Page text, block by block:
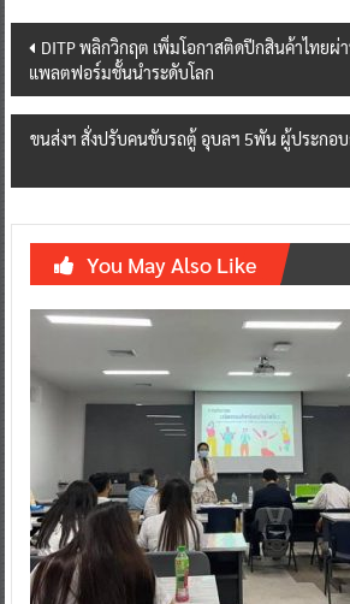
Post
navigation
DITP พลิกวิกฤต เพิ่มโอกาสติดปีกสินค้าไทยผ่
แพลตฟอร์มชั้นนำระดับโลก
ขนส่งฯ สั่งปรับคนขับรถตู้ อุบลฯ 5พัน ผู้ประกอ
You May Also Like